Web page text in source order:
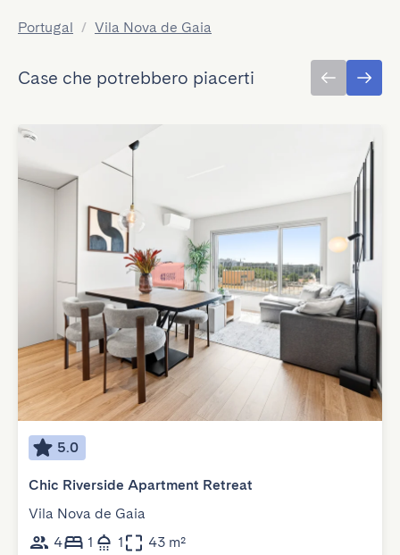
Portugal / Vila Nova de Gaia
Case che potrebbero piacerti
5.0
Chic Riverside Apartment Retreat
Vila Nova de Gaia
4
1 1 43 m²